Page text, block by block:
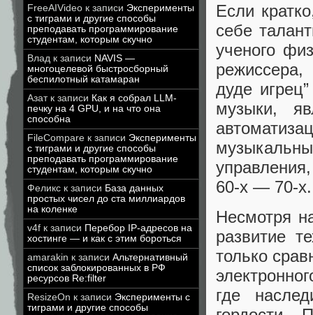
FreeAIVideo к записи Эксперименты
с тиграми и другие способы
преподавать программирование
студентам, которым скучно
Влад к записи NAVIS —
многоцелевой быстросборный
беспилотный катамаран
Азатк записи Как я собрал LLM-
печку на 4 GPU, и на что она
способна
FileCompare к записи Эксперименты
с тиграми и другие способы
преподавать программирование
студентам, которым скучно
Феликс к записи База данных
простых чисел до ста миллиардов
на коленке
v4f к записи Перебор IP-адресов на
хостинге — и как с этим бороться
amarakin к записи Альтернативный
список заблокированных в РФ
ресурсов Re:filter
ResizeOn к записи Эксперименты с
тиграми и другие способы
Если
себе
ученого
режиссера,
дуде
музыки,
60-х — 70-х.
Несмотря
развитие
только
где